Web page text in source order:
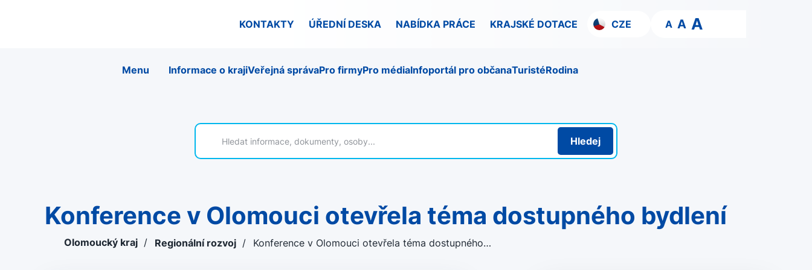
KONTAKTY ÚŘEDNÍ DESKA NABÍDKA PRÁCE KRAJSKÉ DOTACE CZE A A A
Menu Informace o krajiVeřejná správaPro firmyPro médiaInfoportál pro občanaTuristéRodina
Hledej
Konference v Olomouci otevřela téma dostupného bydlení
Olomoucký kraj / Regionální rozvoj / Konference v Olomouci otevřela téma dostupného…